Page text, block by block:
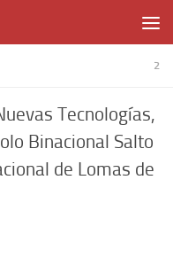
2
Tecnologías,
Binacional Salto
de Lomas de